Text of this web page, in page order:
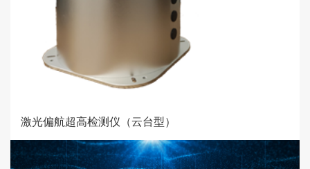
激光偏航超高检测仪（云台型）